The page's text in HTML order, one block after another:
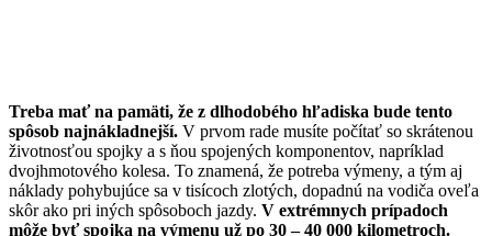
Treba mať na pamäti, že z dlhodobého hľadiska bude tento
spôsob najnákladnejší. V prvom rade musíte počítať so skrátenou
životnosťou spojky a s ňou spojených komponentov, napríklad
dvojhmotového kolesa. To znamená, že potreba výmeny, a tým aj
náklady pohybujúce sa v tisícoch zlotých, dopadnú na vodiča oveľa
skôr ako pri iných spôsoboch jazdy. V extrémnych prípadoch
môže byť spojka na výmenu už po 30 – 40 000 kilometroch.